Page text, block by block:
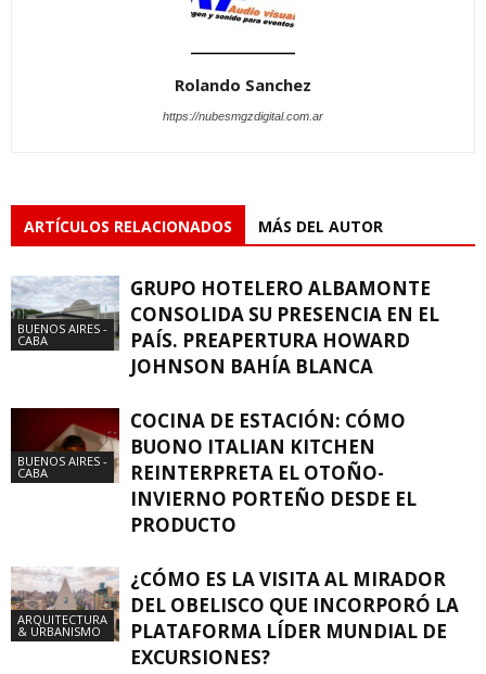
Rolando Sanchez
https://nubesmgzdigital.com.ar
ARTÍCULOS RELACIONADOS MÁS DEL AUTOR
BUENOS AIRES -
CABA
GRUPO HOTELERO ALBAMONTE
CONSOLIDA SU PRESENCIA EN EL
PAÍS. PREAPERTURA HOWARD
JOHNSON BAHÍA BLANCA
BUENOS AIRES -
CABA
COCINA DE ESTACIÓN: CÓMO
BUONO ITALIAN KITCHEN
REINTERPRETA EL OTOÑO-
INVIERNO PORTEÑO DESDE EL
PRODUCTO
ARQUITECTURA
& URBANISMO
¿CÓMO ES LA VISITA AL MIRADOR
DEL OBELISCO QUE INCORPORÓ LA
PLATAFORMA LÍDER MUNDIAL DE
EXCURSIONES?